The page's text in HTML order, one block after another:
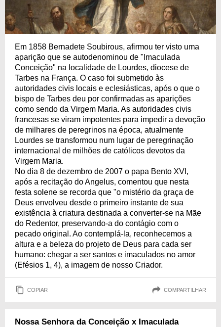
Em 1858 Bernadete Soubirous, afirmou ter visto uma
aparição que se autodenominou de "Imaculada
Conceição" na localidade de Lourdes, diocese de
Tarbes na França. O caso foi submetido às
autoridades civis locais e eclesiásticas, após o que o
bispo de Tarbes deu por confirmadas as aparições
como sendo da Virgem Maria. As autoridades civis
francesas se viram impotentes para impedir a devoção
de milhares de peregrinos na época, atualmente
Lourdes se transformou num lugar de peregrinação
internacional de milhões de católicos devotos da
Virgem Maria.
No dia 8 de dezembro de 2007 o papa Bento XVI,
após a recitação do Angelus, comentou que nesta
festa solene se recorda que "o mistério da graça de
Deus envolveu desde o primeiro instante de sua
existência à criatura destinada a converter-se na Mãe
do Redentor, preservando-a do contágio com o
pecado original. Ao contemplá-la, reconhecemos a
altura e a beleza do projeto de Deus para cada ser
humano: chegar a ser santos e imaculados no amor
(Efésios 1, 4), a imagem de nosso Criador.
COPIAR COMPARTILHAR
Nossa Senhora da Conceição x Imaculada